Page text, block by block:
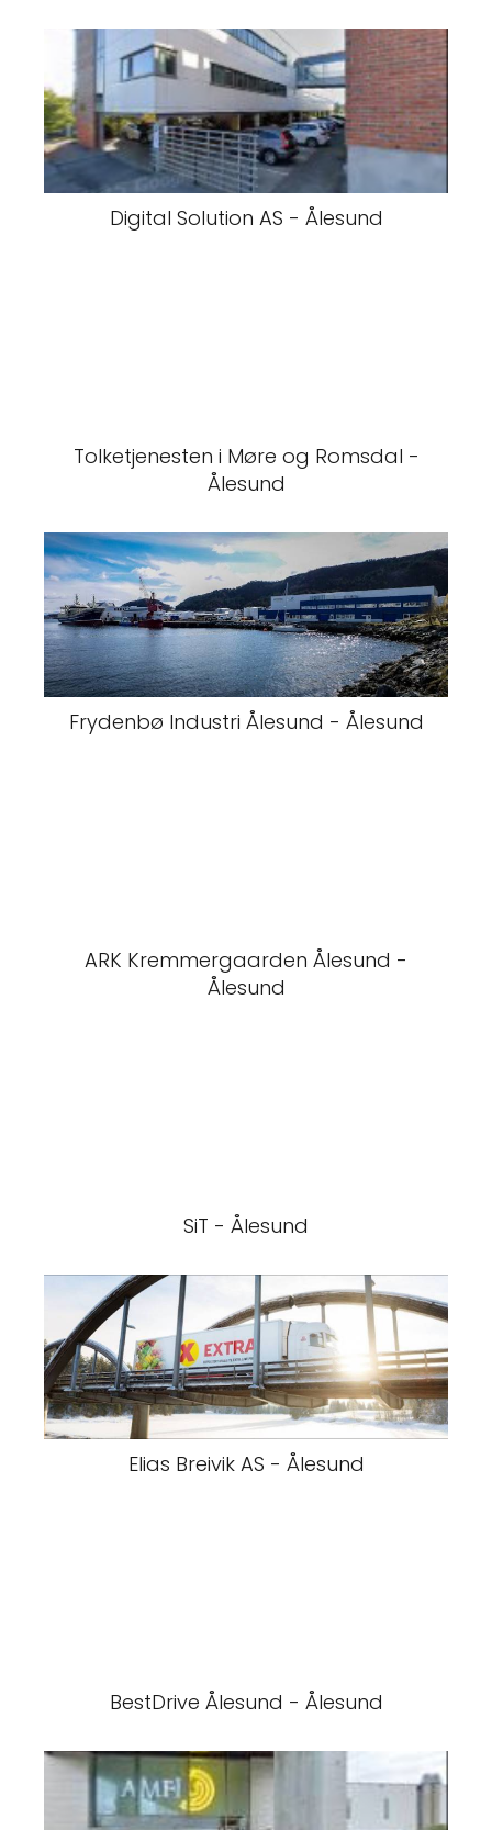
Digital Solution AS - Ålesund
Tolketjenesten i Møre og Romsdal -
Ålesund
Frydenbø Industri Ålesund - Ålesund
ARK Kremmergaarden Ålesund -
Ålesund
SiT - Ålesund
Elias Breivik AS - Ålesund
BestDrive Ålesund - Ålesund